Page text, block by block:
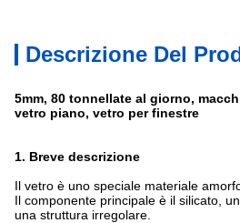
Descrizione Del
5mm, 80 tonnellate al giorno,
vetro piano, vetro per finestre
1. Breve descrizione
Il vetro è uno speciale materiale
Il componente principale è il silicato,
una struttura irregolare.